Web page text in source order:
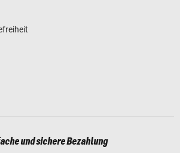
und sichere Bezahlung